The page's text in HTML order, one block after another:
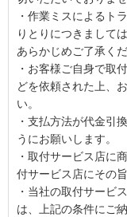
・作業ミスによるト
りとりにつきまして
あらかじめご了承くだ
・お客様ご自身で取
どを依頼された上、
い。
・支払方法が代金引
うにお願いします。
・取付サービス店に
付サービス店にその
・当社の取付サービ
は、上記の条件にご